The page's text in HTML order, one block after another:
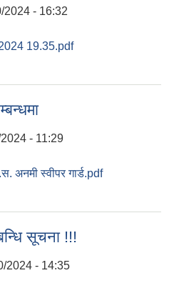
2024 - 16:32
19.35.pdf
- 11:29
अनमी स्वीपर गार्ड.pdf
सूचना !!!
2024 - 14:35